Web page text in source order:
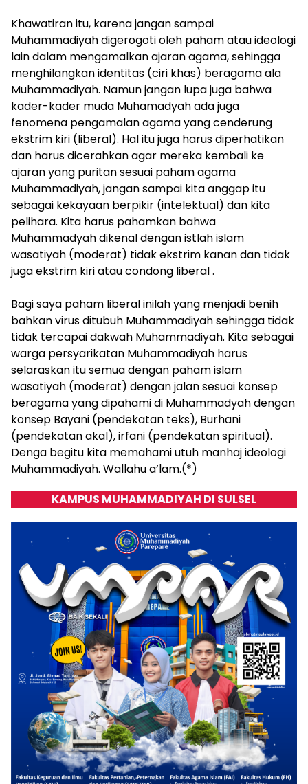
​Khawatiran itu, karena jangan sampai
Muhammadiyah digerogoti oleh paham atau ideologi
lain dalam mengamalkan ajaran agama, sehingga
menghilangkan identitas (ciri khas) beragama ala
Muhammadiyah. Namun jangan lupa juga bahwa
kader-kader muda Muhamadyah ada juga
fenomena pengamalan agama yang cenderung
ekstrim kiri (liberal). Hal itu juga harus diperhatikan
dan harus dicerahkan agar mereka kembali ke
ajaran yang puritan sesuai paham agama
Muhammadiyah, jangan sampai kita anggap itu
sebagai kekayaan berpikir (intelektual) dan kita
pelihara. Kita harus pahamkan bahwa
Muhammadyah dikenal dengan istlah islam
wasatiyah (moderat) tidak ekstrim kanan dan tidak
juga ekstrim kiri atau condong liberal .
​Bagi saya paham liberal inilah yang menjadi benih
bahkan virus ditubuh Muhammadiyah sehingga tidak
tidak tercapai dakwah Muhammadiyah. Kita sebagai
warga persyarikatan Muhammadiyah harus
selaraskan itu semua dengan paham islam
wasatiyah (moderat) dengan jalan sesuai konsep
beragama yang dipahami di Muhammadyah dengan
konsep Bayani (pendekatan teks), Burhani
(pendekatan akal), irfani (pendekatan spiritual).
Denga begitu kita memahami utuh manhaj ideologi
Muhammadiyah. Wallahu a’lam.(*)
KAMPUS MUHAMMADIYAH DI SULSEL